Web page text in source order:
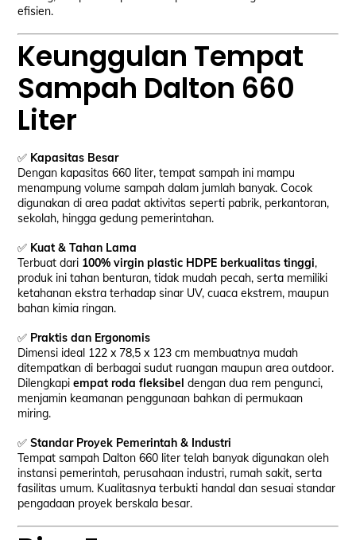
efisien.
Keunggulan Tempat
Sampah Dalton 660
Liter
✅ Kapasitas Besar
Dengan kapasitas 660 liter, tempat sampah ini mampu
menampung volume sampah dalam jumlah banyak. Cocok
digunakan di area padat aktivitas seperti pabrik, perkantoran,
sekolah, hingga gedung pemerintahan.
✅ Kuat & Tahan Lama
Terbuat dari 100% virgin plastic HDPE berkualitas tinggi,
produk ini tahan benturan, tidak mudah pecah, serta memiliki
ketahanan ekstra terhadap sinar UV, cuaca ekstrem, maupun
bahan kimia ringan.
✅ Praktis dan Ergonomis
Dimensi ideal 122 x 78,5 x 123 cm membuatnya mudah
ditempatkan di berbagai sudut ruangan maupun area outdoor.
Dilengkapiempat roda fleksibel dengan dua rem pengunci,
menjamin keamanan penggunaan bahkan di permukaan
miring.
✅Standar Proyek Pemerintah & Industri
Tempat sampah Dalton 660 liter telah banyak digunakan oleh
instansi pemerintah, perusahaan industri, rumah sakit, serta
fasilitas umum. Kualitasnya terbukti handal dan sesuai standar
pengadaan proyek berskala besar.